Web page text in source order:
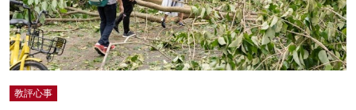
教評心事